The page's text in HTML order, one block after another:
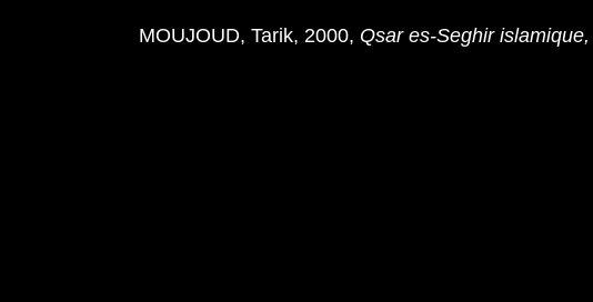
MOUJOUD, Tarik, 2000, Qsar es-Seghir